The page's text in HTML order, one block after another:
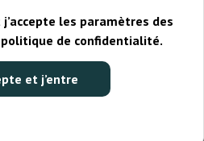
les paramètres des
de confidentialité.
et j’entre